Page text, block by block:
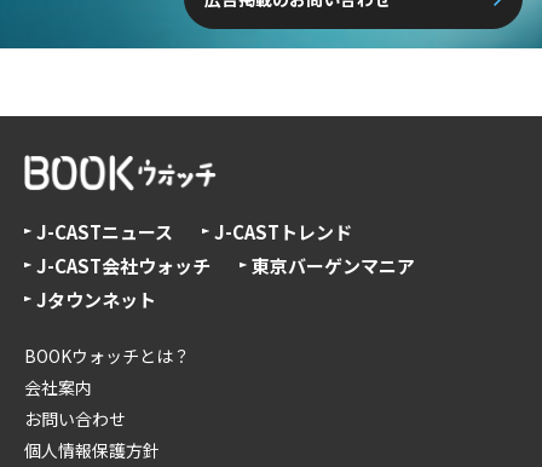
J-CASTニュース
J-CASTトレンド
J-CAST会社ウォッチ
東京バーゲンマニア
Jタウンネット
BOOKウォッチとは？
会社案内
お問い合わせ
個人情報保護方針